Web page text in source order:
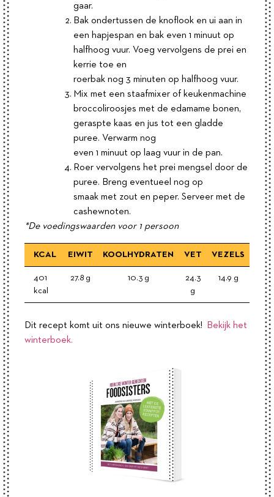
gaar.
Bak ondertussen de knoflook en ui aan in
een hapjespan en bak even 1 minuut op
halfhoog vuur. Voeg vervolgens de prei en
kerrie toe en
roerbak nog 3 minuten op halfhoog vuur.
Mix met een staafmixer of keukenmachine
broccoliroosjes met de edamame bonen,
geraspte kaas en jus tot een gladde
puree. Verwarm nog
even 1 minuut op laag vuur in de pan.
Roer vervolgens het prei mengsel door de
puree. Breng eventueel nog op
smaak met zout en peper. Serveer met de
cashewnoten.
*De voedingswaarden voor 1 persoon
KCAL EIWIT KOOLHYDRATEN VET VEZELS
401
kcal
27.8 g 10.3 g
24.3
g
14.9 g
Dit recept komt uit ons nieuwe winterboek!
Bekijk het
winterboek.